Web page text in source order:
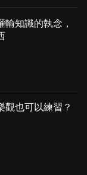
知識的執念，
觀也可以練習？